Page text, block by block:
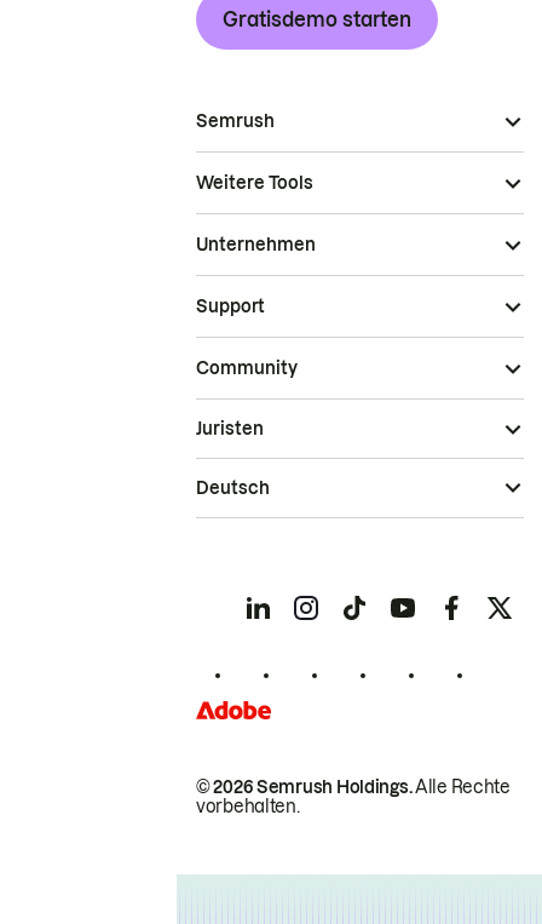
Gratisdemo starten
Semrush
Weitere Tools
Unternehmen
Support
Community
© 2026 Semrush Holdings.Alle Rechte
vorbehalten.
Juristen
Deutsch